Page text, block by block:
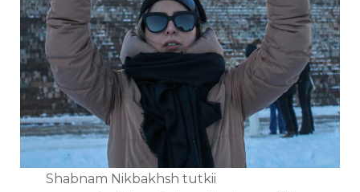
Shabnam Nikbakhsh tutkii